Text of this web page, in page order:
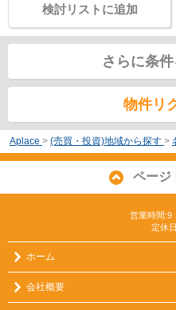
検討リストに追加
さらに条
物件リ
Aplace > (売買・投資)地域から探す >
ページ
営業時間:9
定休
ホーム
会社概要